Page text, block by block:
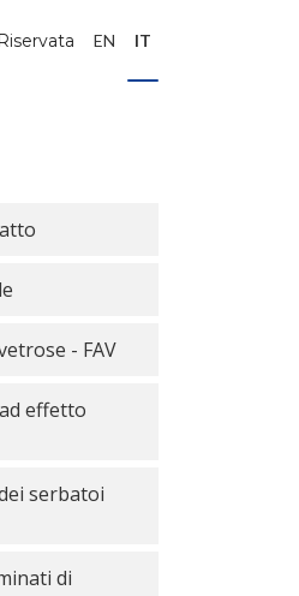
EN IT
- FAV
effetto
serbatoi
di